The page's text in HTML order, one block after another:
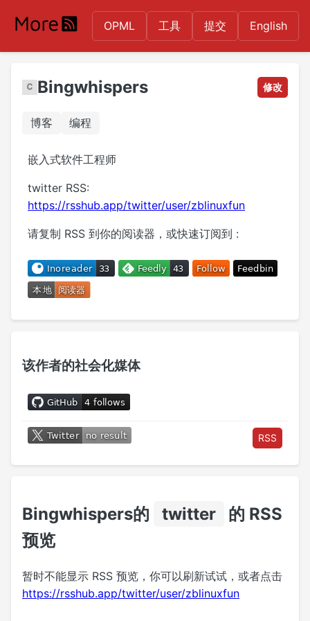
OPML 工具 提交 English
Bingwhispers 修改
博客 编程
嵌入式软件工程师
twitter RSS:
https://rsshub.app/twitter/user/zblinuxfun
请复制 RSS 到你的阅读器，或快速订阅到 :
Bingwhispers的 twitter
的 RSS
预览
暂时不能显示 RSS 预览，你可以刷新试试，或者点击
https://rsshub.app/twitter/user/zblinuxfun
该作者的社会化媒体
RSS